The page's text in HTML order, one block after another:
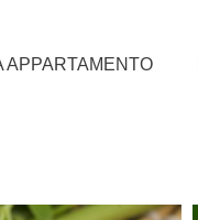
APPARTAMENTO